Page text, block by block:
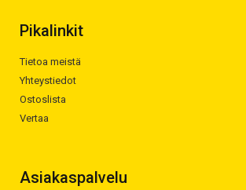
Pikalinkit
Tietoa meistä
Yhteystiedot
Ostoslista
Vertaa
Asiakaspalvelu